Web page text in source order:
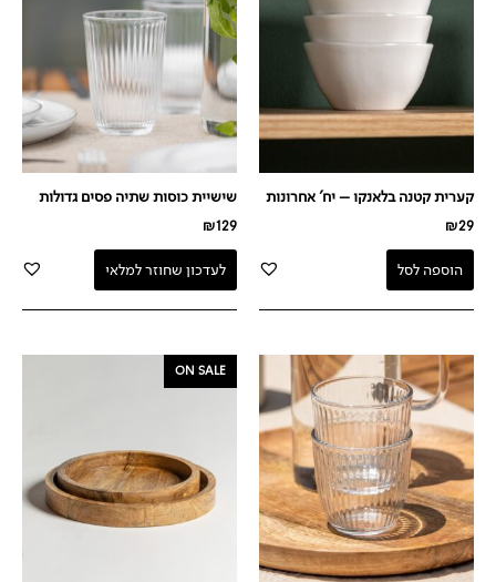
קערית קטנה בלאנקו – יח' אחרונות
₪29
הוספה לסל
שישיית כוסות שתיה פסים גדולות
₪129
לעדכון שחוזר למלאי
ON SALE
המחיר
המקורי